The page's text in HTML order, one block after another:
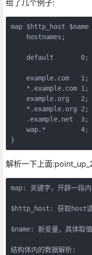
给了几个例子:
map $http_host
    hostnames;
    default       0;
    example.com   1;
    *.example.com 1;
    example.org   2;
    *.example.org 2;
    .example.net  3;
    wap.*         4;
}
解析一下上面
map: 关键字，开辟一段
$http_host: 获取host
$name: 新变量，具体取
结构体内的数据解析: